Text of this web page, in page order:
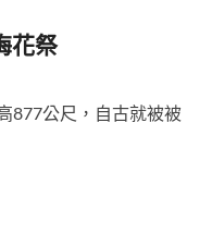
花祭
877公尺，自古就被被